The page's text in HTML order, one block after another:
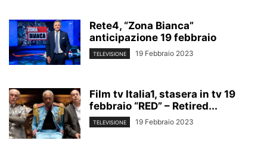
Rete4, “Zona Bianca”
anticipazione 19 febbraio
TELEVISIONE 19 Febbraio 2023
Film tv Italia1, stasera in tv 19
febbraio “RED” – Retired...
TELEVISIONE 19 Febbraio 2023